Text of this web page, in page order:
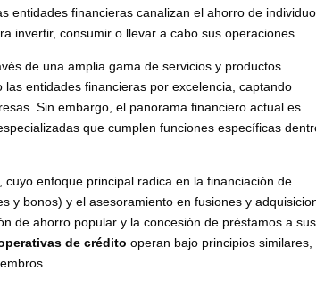
entidades financieras canalizan el ahorro de
invertir, consumir o llevar a cabo sus operaciones.
de una amplia gama de servicios y productos
las entidades financieras por excelencia, captando
Sin embargo, el panorama financiero actual es
que cumplen funciones específicas
, cuyo enfoque principal radica en la financiación de
y bonos) y el asesoramiento en fusiones y
de ahorro popular y la concesión de préstamos a sus
de crédito operan bajo principios similares,